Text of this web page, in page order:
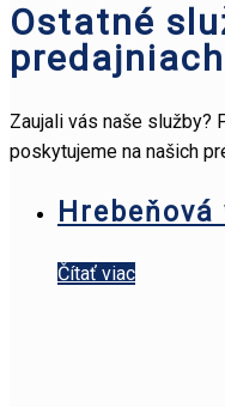
Ostatné
predajniach
Zaujali vás naše služby?
poskytujeme na našich
Hrebeňová
Čítať viac